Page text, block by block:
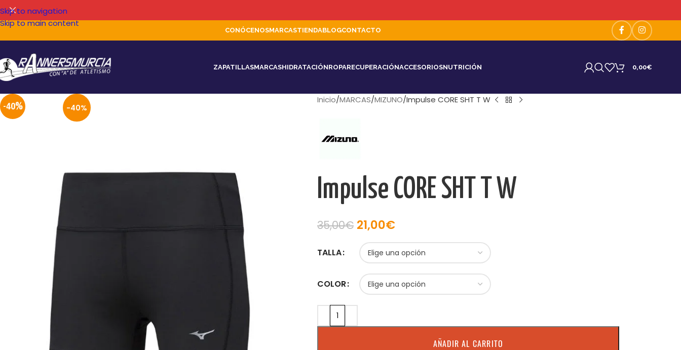
Skip to navigation
Skip to main content
CONÓCENOSMARCASTIENDABLOGCONTACTO
ZAPATILLASMARCASHIDRATACIÓNROPARECUPERACIÓNACCESORIOSNUTRICIÓN 0,00€
-40%
-40%
Inicio MARCAS MIZUNO Impulse CORE SHT T W
Impulse CORE SHT T W
35,00€ 21,00€
TALLA
COLOR
AÑADIR AL CARRITO